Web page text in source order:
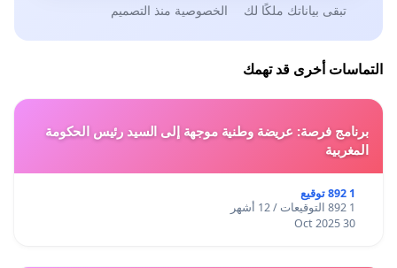
تبقى بياناتك ملكًا لك الخصوصية منذ التصميم
التماسات أخرى قد تهمك
برنامج فرصة: عريضة وطنية موجهة إلى السيد رئيس الحكومة
المغربية
1 892 توقيع
1 892 التوقيعات / 12 أشهر
30 Oct 2025